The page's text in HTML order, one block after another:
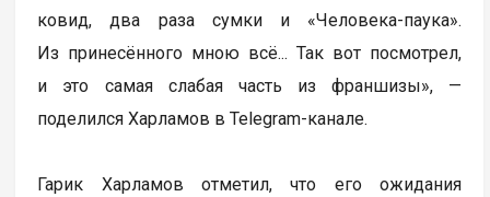
ковид, два раза сумки и «Человека-паука».
Из принесённого мною всё... Так вот посмотрел,
и это самая слабая часть из франшизы», —
поделился Харламов в Telegram-канале.
Гарик Харламов отметил, что его ожидания